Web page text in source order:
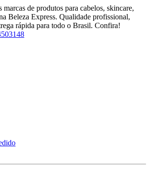
marcas de produtos para cabelos, skincare,
Beleza Express. Qualidade profissional,
rápida para todo o Brasil. Confira!